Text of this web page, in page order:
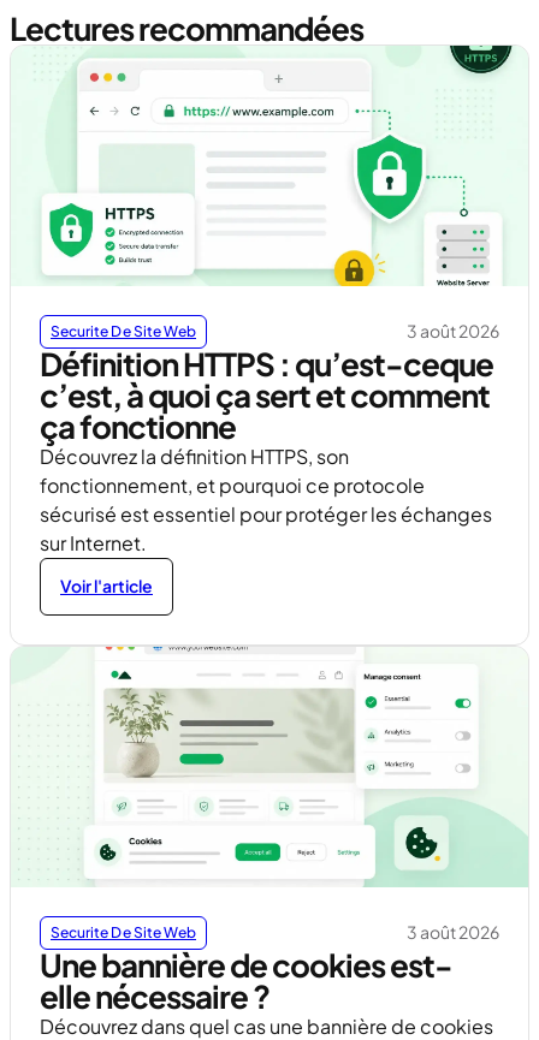
Lectures recommandées
Securite De Site Web 3 août 2026
Définition HTTPS : qu’est-ceque
c’est, à quoi ça sert et comment
ça fonctionne
Découvrez la définition HTTPS, son
fonctionnement, et pourquoi ce protocole
sécurisé est essentiel pour protéger les échanges
sur Internet.
Voir l'article
Securite De Site Web 3 août 2026
Une bannière de cookies est-
elle nécessaire ?
Découvrez dans quel cas une bannière de cookies